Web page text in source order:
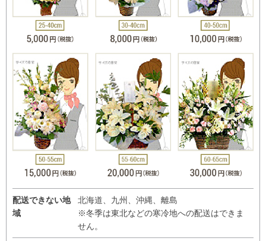
配送できない地
域
北海道、九州、沖縄、離島
※冬季は東北などの寒冷地への配送はできま
せん。